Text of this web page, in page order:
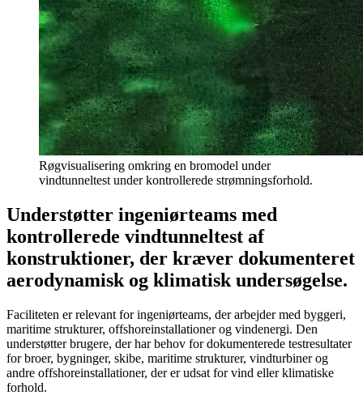
Røgvisualisering omkring en bromodel under
vindtunneltest under kontrollerede strømningsforhold.
Understøtter ingeniørteams med
kontrollerede vindtunneltest af
konstruktioner, der kræver dokumenteret
aerodynamisk og klimatisk undersøgelse.
Faciliteten er relevant for ingeniørteams, der arbejder med byggeri,
maritime strukturer, offshoreinstallationer og vindenergi. Den
understøtter brugere, der har behov for dokumenterede testresultater
for broer, bygninger, skibe, maritime strukturer, vindturbiner og
andre offshoreinstallationer, der er udsat for vind eller klimatiske
forhold.